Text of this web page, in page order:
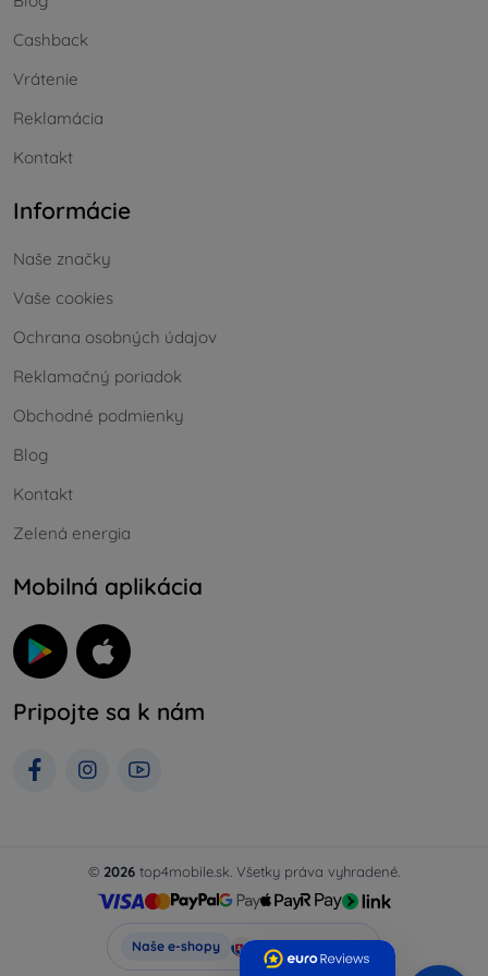
Cashback
Vrátenie
Reklamácia
Kontakt
Informácie
Naše značky
Vaše cookies
Ochrana osobných údajov
Reklamačný poriadok
Obchodné podmienky
Blog
Kontakt
Zelená energia
Mobilná aplikácia
Pripojte sa k nám
© 2026 top4mobile.sk. Všetky práva vyhradené.
Naše e-shopy Top4Mobile.sk